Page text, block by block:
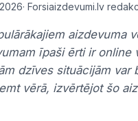
· Forsiaizdevumi.lv
aizdevuma
īpaši ērti ir
dzīves situācijām
vērā, izvērtējot šo